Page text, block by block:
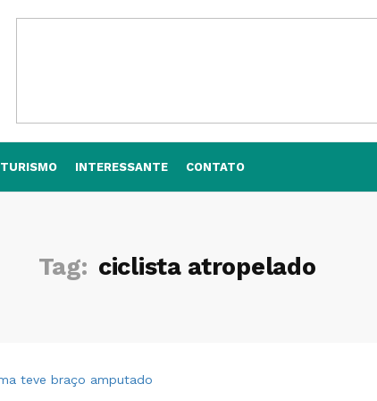
TURISMO INTERESSANTE CONTATO
Tag: ciclista atropelado